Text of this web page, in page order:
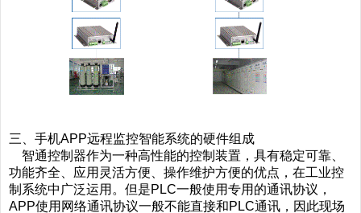
三、手机APP远程监控智能系统的硬件组成
智通控制器作为一种高性能的控制装置，具有稳定可靠、
功能齐全、应用灵活方便、操作维护方便的优点，在工业控
制系统中广泛运用。但是PLC一般使用专用的通讯协议，
APP使用网络通讯协议一般不能直接和PLC通讯，因此现场